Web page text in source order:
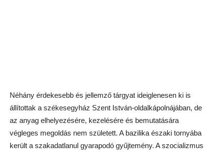
Néhány érdekesebb és jellemző tárgyat ideiglenesen ki is
állítottak a székesegyház Szent István-oldalkápolnájában, de
az anyag elhelyezésére, kezelésére és bemutatására
végleges megoldás nem született. A bazilika északi tornyába
került a szakadatlanul gyarapodó gyűjtemény. A szocializmus